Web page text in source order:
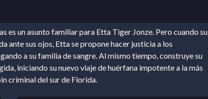
es un asunto familiar para Etta Tiger Jonze. Pero cuando su
ante sus ojos, Etta se propone hacer justicia a los
a su familia de sangre. Al mismo tiempo, construye su
iniciando su nuevo viaje de huérfana impotente a la más
criminal del sur de Florida.